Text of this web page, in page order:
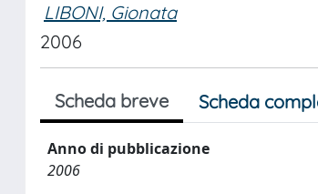
LIBONI, Gionata
2006
Scheda breve Scheda
Anno di pubblicazione
2006